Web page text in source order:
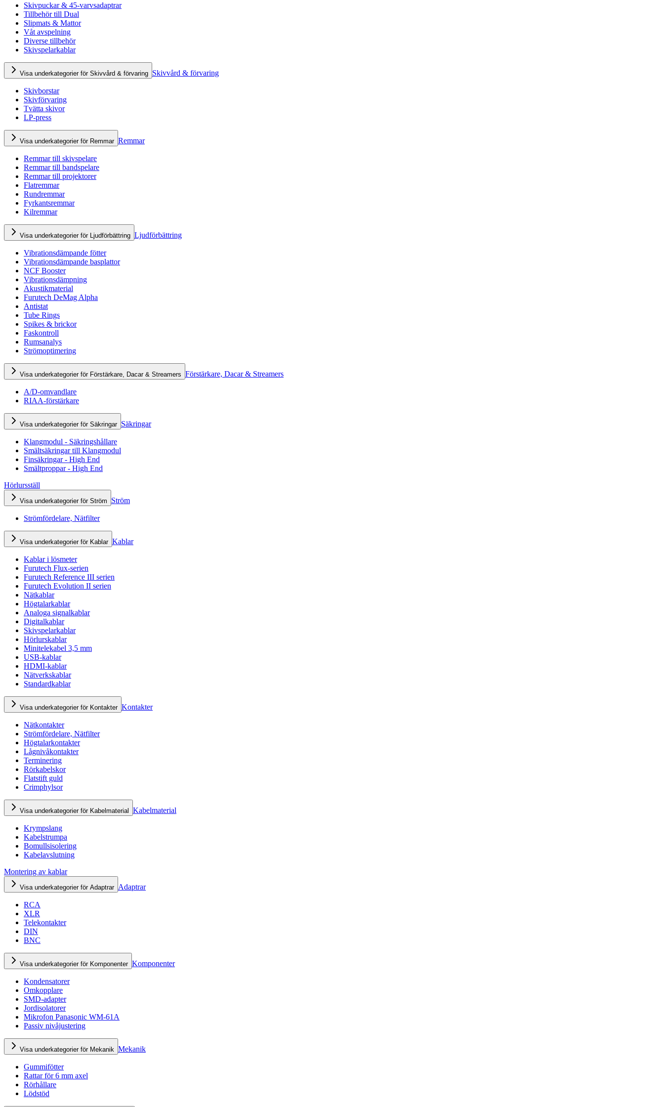
Skivpuckar & 45-varvsadaptrar
Tillbehör till Dual
Slipmats & Mattor
Våt avspelning
Diverse tillbehör
Skivspelarkablar
Visa underkategorier för Skivvård & förvaring Skivvård & förvaring
Skivborstar
Skivförvaring
Tvätta skivor
LP-press
Visa underkategorier för Remmar Remmar
Remmar till skivspelare
Remmar till bandspelare
Remmar till projektorer
Flatremmar
Rundremmar
Fyrkantsremmar
Kilremmar
Visa underkategorier för Ljudförbättring Ljudförbättring
Vibrationsdämpande fötter
Vibrationsdämpande basplattor
NCF Booster
Vibrationsdämpning
Akustikmaterial
Furutech DeMag Alpha
Antistat
Tube Rings
Spikes & brickor
Faskontroll
Rumsanalys
Strömoptimering
Visa underkategorier för Förstärkare, Dacar & Streamers Förstärkare, Dacar & Streamers
A/D-omvandlare
RIAA-förstärkare
Visa underkategorier för Säkringar Säkringar
Klangmodul - Säkringshållare
Smältsäkringar till Klangmodul
Finsäkringar - High End
Smältproppar - High End
Hörlursställ
Visa underkategorier för Ström Ström
Strömfördelare, Nätfilter
Visa underkategorier för Kablar Kablar
Kablar i lösmeter
Furutech Flux-serien
Furutech Reference III serien
Furutech Evolution II serien
Nätkablar
Högtalarkablar
Analoga signalkablar
Digitalkablar
Skivspelarkablar
Hörlurskablar
Minitelekabel 3,5 mm
USB-kablar
HDMI-kablar
Nätverkskablar
Standardkablar
Visa underkategorier för Kontakter Kontakter
Nätkontakter
Strömfördelare, Nätfilter
Högtalarkontakter
Lågnivåkontakter
Terminering
Rörkabelskor
Flatstift guld
Crimphylsor
Visa underkategorier för Kabelmaterial Kabelmaterial
Krympslang
Kabelstrumpa
Bomullsisolering
Kabelavslutning
Montering av kablar
Visa underkategorier för Adaptrar Adaptrar
RCA
XLR
Telekontakter
DIN
BNC
Visa underkategorier för Komponenter Komponenter
Kondensatorer
Omkopplare
SMD-adapter
Jordisolatorer
Mikrofon Panasonic WM-61A
Passiv nivåjustering
Visa underkategorier för Mekanik Mekanik
Gummifötter
Rattar för 6 mm axel
Rörhållare
Lödstöd